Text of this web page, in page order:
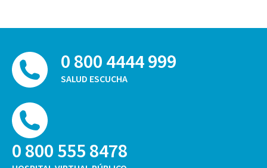
0 800 4444 999
SALUD ESCUCHA
0 800 555 8478